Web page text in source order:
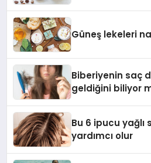
Güneş lekeleri
Biberiyenin saç
geldiğini biliyor
Bu 6 ipucu yağlı
yardımcı olur